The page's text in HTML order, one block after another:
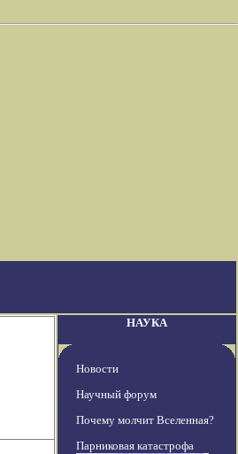
НАУКА
Новости
Научный форум
Почему молчит Вселенная?
Парниковая катастрофа